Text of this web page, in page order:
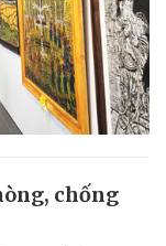
chống